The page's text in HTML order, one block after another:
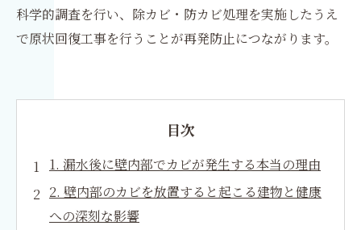
科学的調査を行い、除カビ・防カビ処理を実施したうえ
で原状回復工事を行うことが再発防止につながります。
目次
1. 漏水後に壁内部でカビが発生する本当の理由
2. 壁内部のカビを放置すると起こる建物と健康
への深刻な影響